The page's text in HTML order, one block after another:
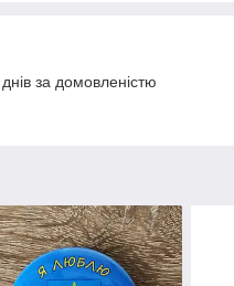
за домовленістю